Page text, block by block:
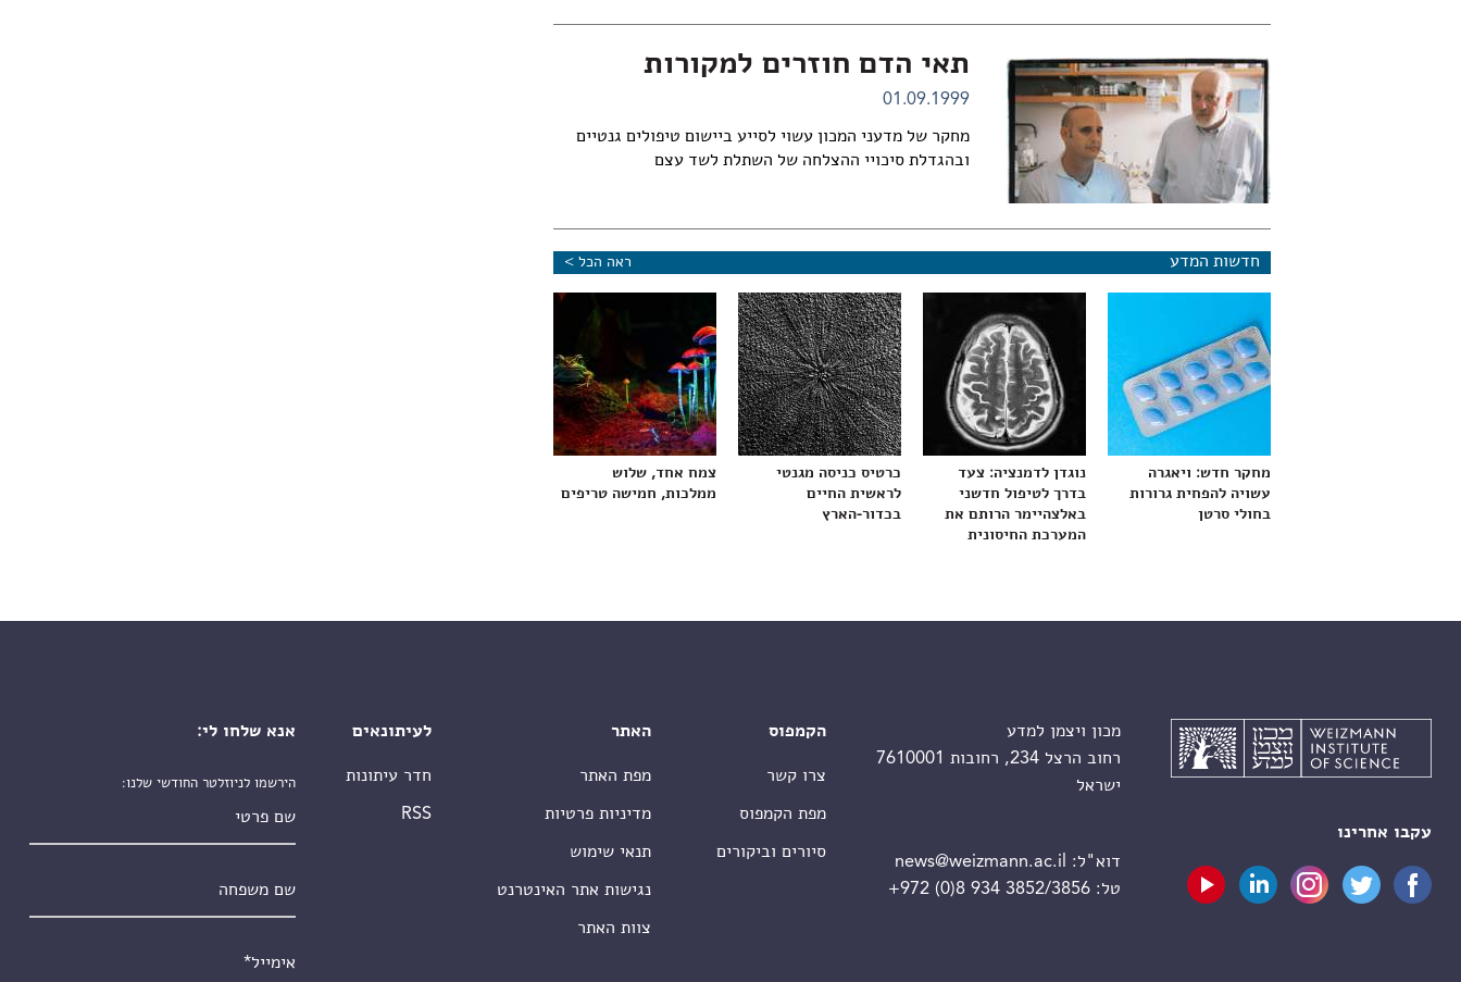
תאי הדם חוזרים למקורות
01.09.1999
מחקר של מדעני המכון עשוי לסייע ביישום טיפולים גנטיים
ובהגדלת סיכויי ההצלחה של השתלת לשד עצם
חדשות המדע ראה הכל >
מחקר חדש: ויאגרה
עשויה להפחית גרורות
בחולי סרטן
נוגדן לדמנציה: צעד
בדרך לטיפול חדשני
באלצהיימר הרותם את
המערכת החיסונית
כרטיס כניסה מגנטי
לראשית החיים
בכדור-הארץ
צמח אחד, שלוש
ממלכות, חמישה טריפים
עקבו אחרינו
מכון ויצמן למדע
רחוב הרצל 234, רחובות 7610001
ישראל
דוא"ל:
news@weizmann.ac.il
טל:+972 (0)8 934 3852/3856
הקמפוס
צרו קשר
מפת הקמפוס
סיורים וביקורים
האתר
מפת האתר
מדיניות פרטיות
תנאי שימוש
נגישות אתר האינטרנט
צוות האתר
לעיתונאים
חדר עיתונות
RSS
אנא שלחו לי:
הירשמו לניוזלטר החודשי שלנו: